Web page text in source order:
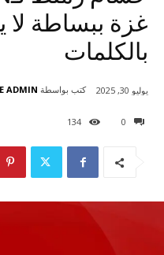
غزة ببساطة
بالكلمات
0
134
يوليو 30, 2025 كتب بواسطة ADMIN